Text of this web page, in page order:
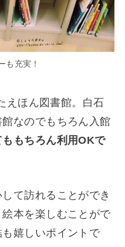
も充実！
えほん図書館。白石
なのでもちろん入館
もちろん利用OKで
て訪れることができ
本を楽しむことがで
嬉しいポイントで